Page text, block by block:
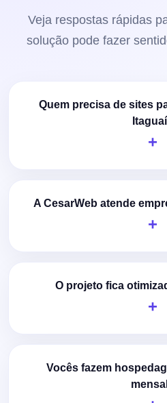
Veja respostas rápidas
solução pode fazer
Quem precisa de sites
A CesarWeb atende
O projeto fica
Vocês fazem